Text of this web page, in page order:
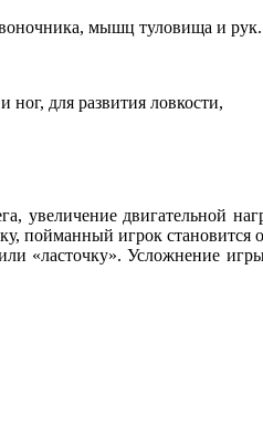
мышц туловища и рук.
для развития ловкости,
двигательной
пойманный игрок
«ласточку». Усложнение